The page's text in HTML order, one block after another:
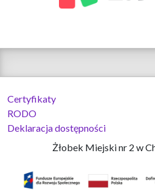
Certyfikaty
RODO
Deklaracja dostępności
Żłobek Miejski nr 2 w